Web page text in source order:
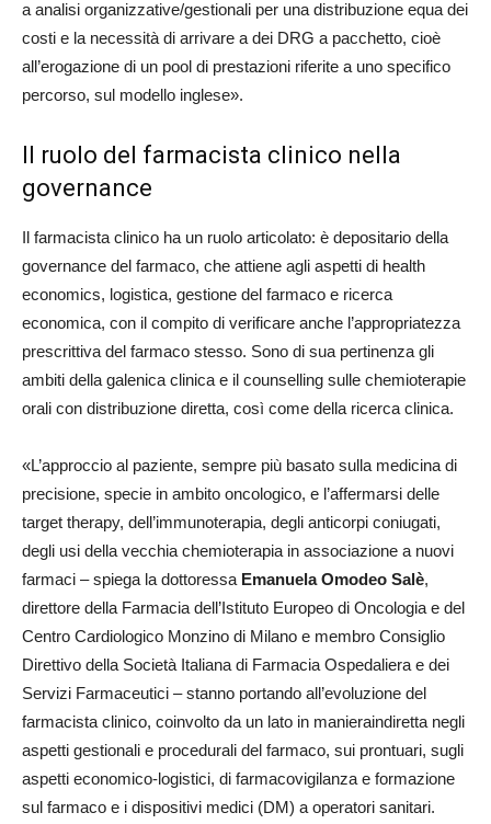
a analisi organizzative/gestionali per una distribuzione equa dei
costi e la necessità di arrivare a dei DRG a pacchetto, cioè
all’erogazione di un pool di prestazioni riferite a uno specifico
percorso, sul modello inglese».
Il ruolo del farmacista clinico nella
governance
Il farmacista clinico ha un ruolo articolato: è depositario della
governance del farmaco, che attiene agli aspetti di health
economics, logistica, gestione del farmaco e ricerca
economica, con il compito di verificare anche l’appropriatezza
prescrittiva del farmaco stesso. Sono di sua pertinenza gli
ambiti della galenica clinica e il counselling sulle chemioterapie
orali con distribuzione diretta, così come della ricerca clinica.
«L’approccio al paziente, sempre più basato sulla medicina di
precisione, specie in ambito oncologico, e l’affermarsi delle
target therapy, dell’immunoterapia, degli anticorpi coniugati,
degli usi della vecchia chemioterapia in associazione a nuovi
farmaci – spiega la dottoressa Emanuela Omodeo Salè,
direttore della Farmacia dell’Istituto Europeo di Oncologia e del
Centro Cardiologico Monzino di Milano e membro Consiglio
Direttivo della Società Italiana di Farmacia Ospedaliera e dei
Servizi Farmaceutici –stanno portando all’evoluzione del
farmacista clinico, coinvolto da un lato in manieraindiretta negli
aspetti gestionali e procedurali del farmaco, sui prontuari, sugli
aspetti economico-logistici, di farmacovigilanza e formazione
sul farmaco e i dispositivi medici (DM) a operatori sanitari.